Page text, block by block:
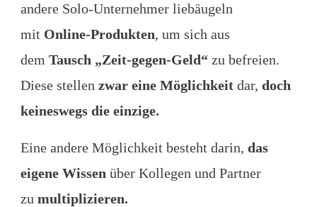
andere Solo-Unternehmer liebäugeln
mit Online-Produkten, um sich aus
dem Tausch „Zeit-gegen-Geld“ zu befreien.
Diese stellen zwar eine Möglichkeit dar, doch
keineswegs die einzige.
Eine andere Möglichkeit besteht darin, das
eigene Wissen über Kollegen und Partner
zu multiplizieren.